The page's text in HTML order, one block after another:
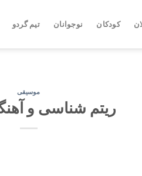
کودکان نوجوانان تیم گردو
موسیقی
ریتم شناسی و